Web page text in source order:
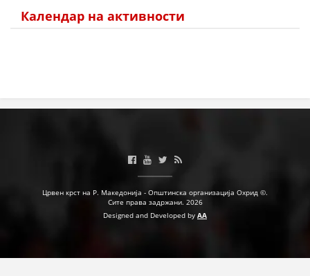
Календар на активности
Црвен крст на Р. Македонија - Општинска организација Охрид ©.
Сите права задржани. 2026
Designed and Developed by AA